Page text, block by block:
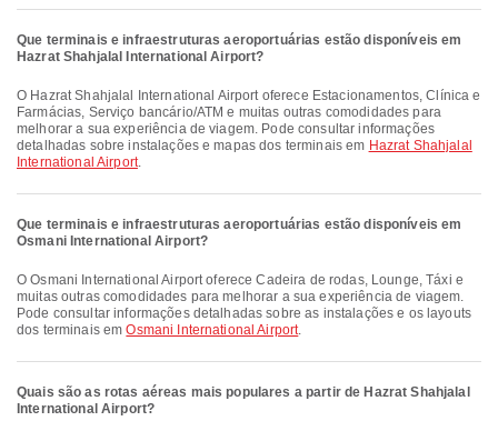
Que terminais e infraestruturas aeroportuárias estão disponíveis em
Hazrat Shahjalal International Airport?
O Hazrat Shahjalal International Airport oferece Estacionamentos, Clínica e
Farmácias, Serviço bancário/ATM e muitas outras comodidades para
melhorar a sua experiência de viagem. Pode consultar informações
detalhadas sobre instalações e mapas dos terminais em Hazrat Shahjalal
International Airport.
Que terminais e infraestruturas aeroportuárias estão disponíveis em
Osmani International Airport?
O Osmani International Airport oferece Cadeira de rodas, Lounge, Táxi e
muitas outras comodidades para melhorar a sua experiência de viagem.
Pode consultar informações detalhadas sobre as instalações e os layouts
dos terminais emOsmani International Airport.
Quais são as rotas aéreas mais populares a partir de Hazrat Shahjalal
International Airport?